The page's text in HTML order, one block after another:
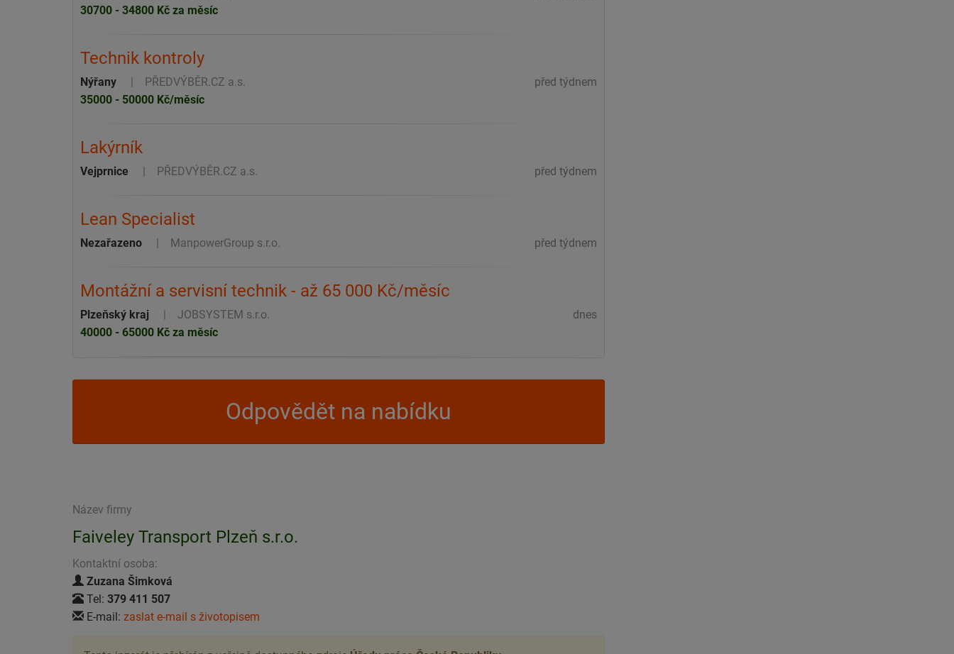
30700 - 34800 Kč za měsíc
Technik kontroly
před týdnem
Nýřany
PŘEDVÝBĚR.CZ a.s.
35000 - 50000 Kč/měsíc
Lakýrník
před týdnem
Vejprnice PŘEDVÝBĚR.CZ a.s.
Lean Specialist
před týdnem
Nezařazeno ManpowerGroup s.r.o.
Montážní a servisní technik - až 65 000 Kč/měsíc
dnes
Plzeňský kraj
JOBSYSTEM s.r.o.
40000 - 65000 Kč za měsíc
Odpovědět na nabídku
Název firmy
Faiveley Transport Plzeň s.r.o.
Kontaktní osoba:
Zuzana Šimková
Tel: 379 411 507
E-mail: zaslat e-mail s životopisem